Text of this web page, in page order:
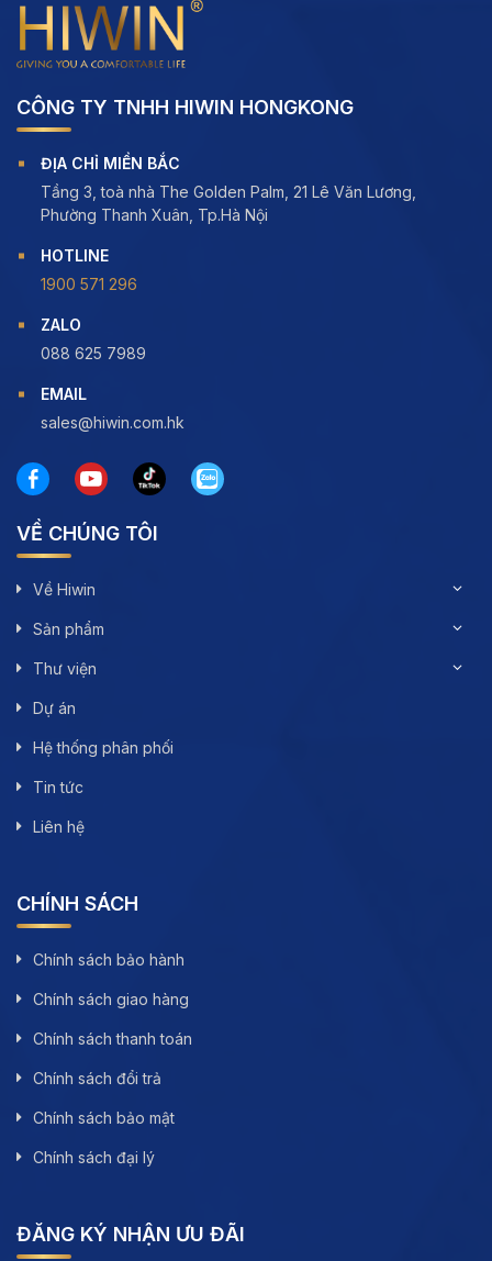
CÔNG TY TNHH HIWIN HONGKONG
ĐỊA CHỈ MIỀN BẮC
Tầng 3, toà nhà The Golden Palm, 21 Lê Văn Lương,
Phường Thanh Xuân, Tp.Hà Nội
HOTLINE
1900 571 296
ZALO
088 625 7989
EMAIL
sales@hiwin.com.hk
VỀ CHÚNG TÔI
Về Hiwin
Sản phẩm
Thư viện
Dự án
Hệ thống phân phối
Tin tức
Liên hệ
CHÍNH SÁCH
Chính sách bảo hành
Chính sách giao hàng
Chính sách thanh toán
Chính sách đổi trả
Chính sách bảo mật
Chính sách đại lý
ĐĂNG KÝ NHẬN ƯU ĐÃI